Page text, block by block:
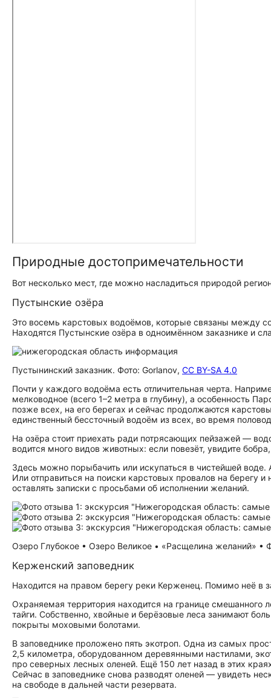
Природные до­сто­при­ме­ча­тель­но­сти
Вот несколько мест, где можно насладиться природой
Пустынские озёра
Это восемь карстовых водоёмов, которые связаны между
Находятся Пустынские озёра в одноимённом заказнике и
Пустынинский заказник. Фото: Gorlanov, CC BY-SA 4.0
Почти у каждого водоёма есть отличительная черта.
мелководное (всего 1–2 метра в глубину), а особенность
позже всех, на его берегах и сейчас продолжаются
единственный бессточный водоём из всех, во время
На озёра стоит приехать ради потрясающих пейзажей —
водится много видов животных: если повезёт, увидите
Здесь можно порыбачить или искупаться в чистейшей
Или отправиться на поиски карстовых провалов на берегу
оставлять записки с просьбами об исполнении желаний.
Озеро Глубокое • Озеро Великое • «Расщелина желаний» •
Керженский заповедник
Находится на правом берегу реки Керженец. Помимо неё в
Охраняемая территория находится на границе смешанного
тайги. Собственно, хвойные и берёзовые леса занимают
покрыты моховыми болотами.
В заповеднике проложено пять экотроп. Одна из самых
2,5 километра, оборудованном деревянными настилами,
про северных лесных оленей. Ещё 150 лет назад в этих
Сейчас в заповеднике снова разводят оленей — увидеть
на свободе в дальней части резервата.